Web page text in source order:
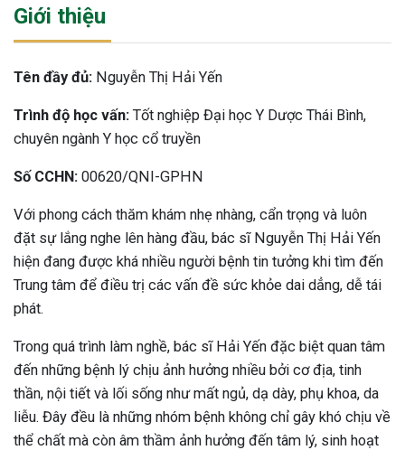
Giới thiệu
Tên đầy đủ: Nguyễn Thị Hải Yến
Trình độ học vấn: Tốt nghiệp Đại học Y Dược Thái Bình,
chuyên ngành Y học cổ truyền
Số CCHN: 00620/QNI-GPHN
Với phong cách thăm khám nhẹ nhàng, cẩn trọng và luôn
đặt sự lắng nghe lên hàng đầu, bác sĩ Nguyễn Thị Hải Yến
hiện đang được khá nhiều người bệnh tin tưởng khi tìm đến
Trung tâm để điều trị các vấn đề sức khỏe dai dẳng, dễ tái
phát.
Trong quá trình làm nghề, bác sĩ Hải Yến đặc biệt quan tâm
đến những bệnh lý chịu ảnh hưởng nhiều bởi cơ địa, tinh
thần, nội tiết và lối sống như mất ngủ, dạ dày, phụ khoa, da
liễu. Đây đều là những nhóm bệnh không chỉ gây khó chịu về
thể chất mà còn âm thầm ảnh hưởng đến tâm lý, sinh hoạt